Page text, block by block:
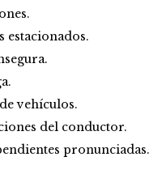
estacionados.
vehículos.
del conductor.
pronunciadas.